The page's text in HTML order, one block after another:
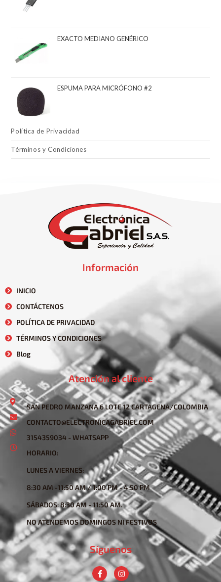
EXACTO MEDIANO GENÉRICO
ESPUMA PARA MICRÓFONO #2
Política de Privacidad
Términos y Condiciones
Información
INICIO
CONTÁCTENOS
POLÍTICA DE PRIVACIDAD
TÉRMINOS Y CONDICIONES
Blog
Atención al cliente
SAN PEDRO MANZANA 6 LOTE 12 CARTAGENA/COLOMBIA
CONTACTO@ELECTRONICAGABRIEL.COM
3154359034 - WHATSAPP
HORARIO:
LUNES A VIERNES:
8:30 AM -11:50 AM / 1:00 PM - 4:50 PM
SÁBADOS: 8:30 AM - 11:50 AM.
NO ATENDEMOS DOMINGOS NI FESTIVOS
Síguenos